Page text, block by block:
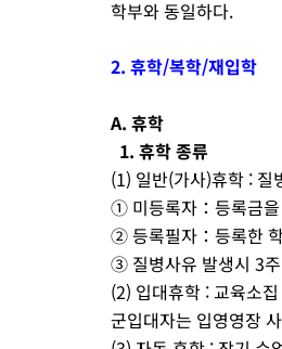
학부와 동일하다.
2. 휴학/복학/재입학
A. 휴학
1. 휴학 종류
(1) 일반(가사)휴학 : 질
① 미등록자：등록금을
② 등록필자：등록한
③ 질병사유 발생시 3
(2) 입대휴학 : 교육소
군입대자는 입영영장